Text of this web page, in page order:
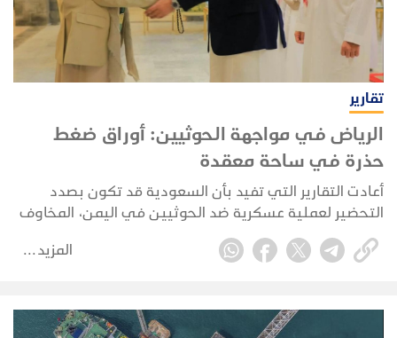
تقارير
الرياض في مواجهة الحوثيين: أوراق ضغط
حذرة في ساحة معقدة
أعادت التقارير التي تفيد بأن السعودية قد تكون بصدد
التحضير لعملية عسكرية ضد الحوثيين في اليمن، المخاوف
من أن تنجر الرياض مجددًا إلى حرب برية مباشرة. لكن الأدلة
المتوفرة حاليًا تشير إلى تخطيط احترازي وإعادة تموضع
المزيد